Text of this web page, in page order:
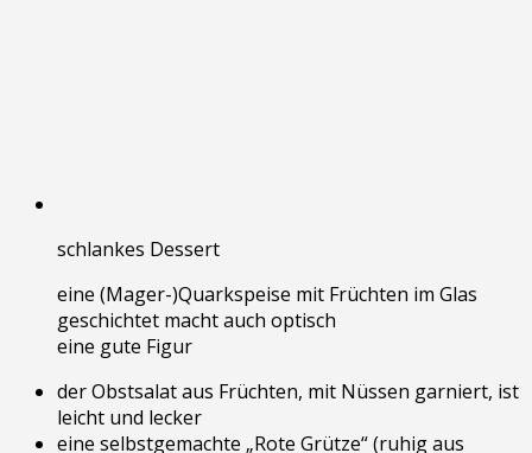
schlankes Dessert
eine (Mager-)Quarkspeise mit Früchten im Glas
geschichtet macht auch optisch
eine gute Figur
der Obstsalat aus Früchten, mit Nüssen garniert, ist
leicht und lecker
eine selbstgemachte „Rote Grütze“ (ruhig aus